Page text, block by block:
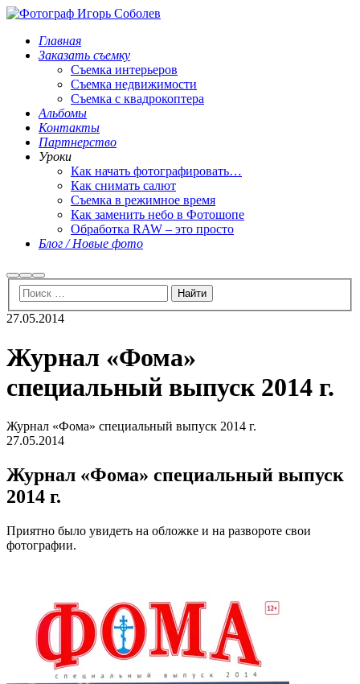
Главная
Заказать съемку
Съемка интерьеров
Съемка недвижимости
Съемка с квадрокоптера
Альбомы
Контакты
Партнерство
Уроки
Как начать фотографировать…
Как снимать салют
Съемка в режимное время
Как заменить небо в Фотошопе
Обработка RAW – это просто
Блог / Новые фото
НайтиБольше
информации
Главное
меню
27.05.2014
Журнал «Фома»
специальный выпуск 2014 г.
Журнал «Фома» специальный выпуск 2014 г.
27.05.2014
Журнал «Фома» специальный выпуск
2014 г.
Приятно было увидеть на обложке и на развороте свои
фотографии.